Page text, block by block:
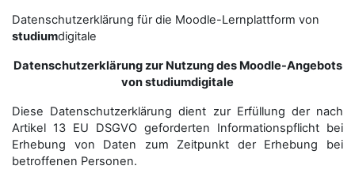
Datenschutzerklärung für die Moodle-Lernplattform von
studiumdigitale
Datenschutzerklärung zur Nutzung des Moodle-Angebots
von studiumdigitale
Diese Datenschutzerklärung dient zur Erfüllung der nach
Artikel 13 EU DSGVO geforderten Informationspflicht bei
Erhebung von Daten zum Zeitpunkt der Erhebung bei
betroffenen Personen.